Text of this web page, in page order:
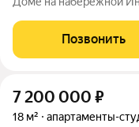
на 8 этаже в секции
видами на солнечную
Позвонить
7 200 000 ₽
18 м² апартаменты-